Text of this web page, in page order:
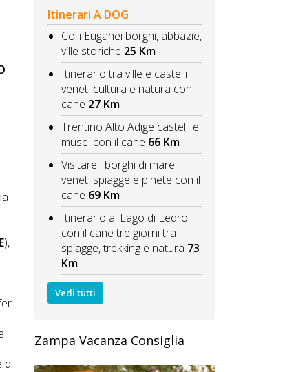
),
di
Itinerari A DOG
Colli Euganei borghi, abbazie,
ville storiche 25 Km
Itinerario tra ville e castelli
veneti cultura e natura con il
cane 27 Km
Trentino Alto Adige castelli e
musei con il cane 66 Km
Visitare i borghi di mare
veneti spiagge e pinete con il
cane 69 Km
Itinerario al Lago di Ledro
con il cane tre giorni tra
spiagge, trekking e natura 73
Km
Vedi tutti
Zampa Vacanza Consiglia